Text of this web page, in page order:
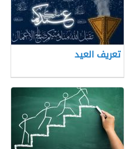
تعريف العيد